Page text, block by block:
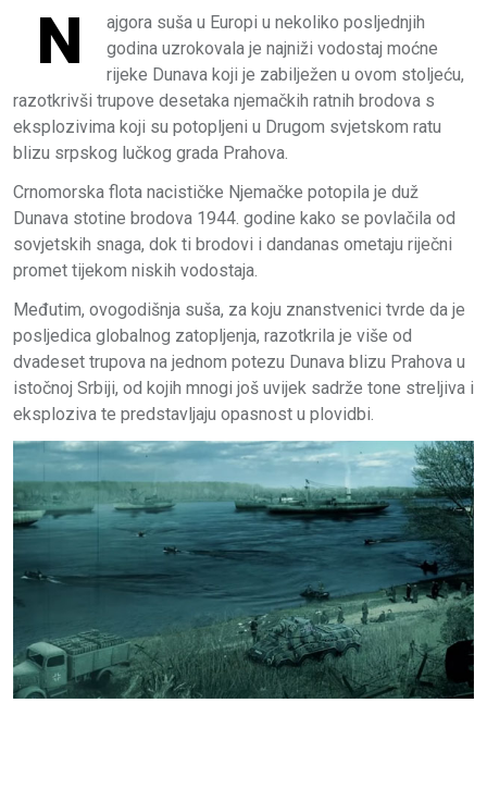
N
ajgora suša u Europi u nekoliko posljednjih
godina uzrokovala je najniži vodostaj moćne
rijeke Dunava koji je zabilježen u ovom stoljeću,
razotkrivši trupove desetaka njemačkih ratnih brodova s
eksplozivima koji su potopljeni u Drugom svjetskom ratu
blizu srpskog lučkog grada Prahova.
Crnomorska flota nacističke Njemačke potopila je duž
Dunava stotine brodova 1944. godine kako se povlačila od
sovjetskih snaga, dok ti brodovi i dandanas ometaju riječni
promet tijekom niskih vodostaja.
Međutim, ovogodišnja suša, za koju znanstvenici tvrde da je
posljedica globalnog zatopljenja, razotkrila je više od
dvadeset trupova na jednom potezu Dunava blizu Prahova u
istočnoj Srbiji, od kojih mnogi još uvijek sadrže tone streljiva i
eksploziva te predstavljaju opasnost u plovidbi.